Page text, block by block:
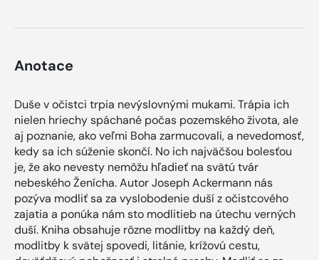
Anotace
Duše v očistci trpia nevýslovnými mukami. Trápia ich
nielen hriechy spáchané počas pozemského života, ale
aj poznanie, ako veľmi Boha zarmucovali, a nevedomosť,
kedy sa ich súženie skončí. No ich najväčšou bolesťou
je, že ako nevesty nemôžu hľadieť na svätú tvár
nebeského Ženícha. Autor Joseph Ackermann nás
pozýva modliť sa za vyslobodenie duší z očistcového
zajatia a ponúka nám sto modlitieb na útechu verných
duší. Kniha obsahuje rôzne modlitby na každý deň,
modlitby k svätej spovedi, litánie, krížovú cestu,